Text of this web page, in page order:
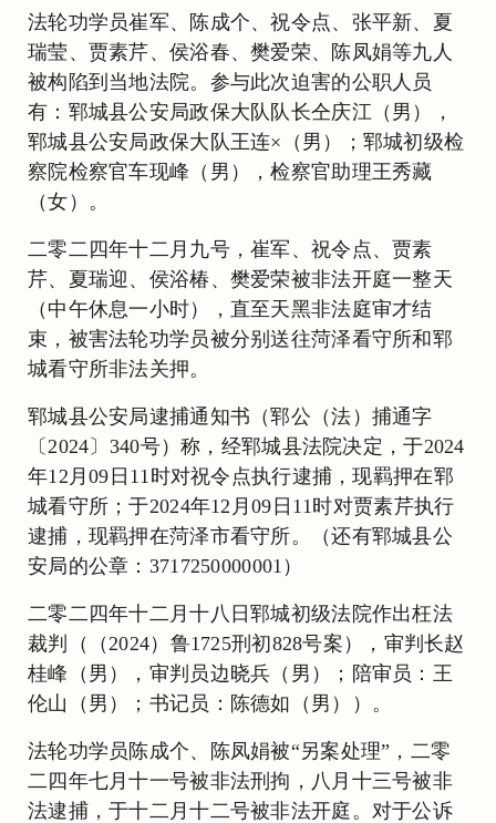
法轮功学员崔军、陈成个、祝令点、张平新、夏
瑞莹、贾素芹、侯浴春、樊爱荣、陈凤娟等九人
被构陷到当地法院。参与此次迫害的公职人员
有：郓城县公安局政保大队队长仝庆江（男），
郓城县公安局政保大队王连×（男）；郓城初级检
察院检察官车现峰（男），检察官助理王秀藏
（女）。
二零二四年十二月九号，崔军、祝令点、贾素
芹、夏瑞迎、侯浴椿、樊爱荣被非法开庭一整天
（中午休息一小时），直至天黑非法庭审才结
束，被害法轮功学员被分别送往菏泽看守所和郓
城看守所非法关押。
郓城县公安局逮捕通知书（郓公（法）捕通字
〔2024〕340号）称，经郓城县法院决定，于2024
年12月09日11时对祝令点执行逮捕，现羁押在郓
城看守所；于2024年12月09日11时对贾素芹执行
逮捕，现羁押在菏泽市看守所。（还有郓城县公
安局的公章：3717250000001）
二零二四年十二月十八日郓城初级法院作出枉法
裁判（（2024）鲁1725刑初828号案），审判长赵
桂峰（男），审判员边晓兵（男）；陪审员：王
伦山（男）；书记员：陈德如（男））。
法轮功学员陈成个、陈凤娟被“另案处理”，二零
二四年七月十一号被非法刑拘，八月十三号被非
法逮捕，于十二月十二号被非法开庭。对于公诉